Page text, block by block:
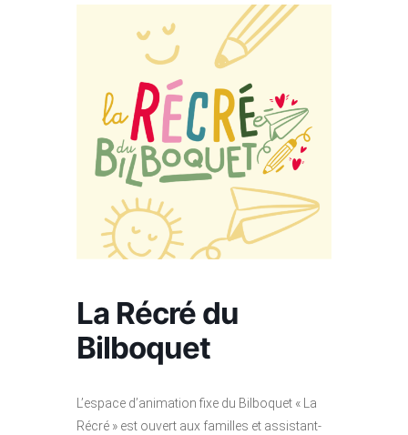
La Récré du
Bilboquet
L’espace d’animation fixe du Bilboquet « La
Récré » est ouvert aux familles et assistant-